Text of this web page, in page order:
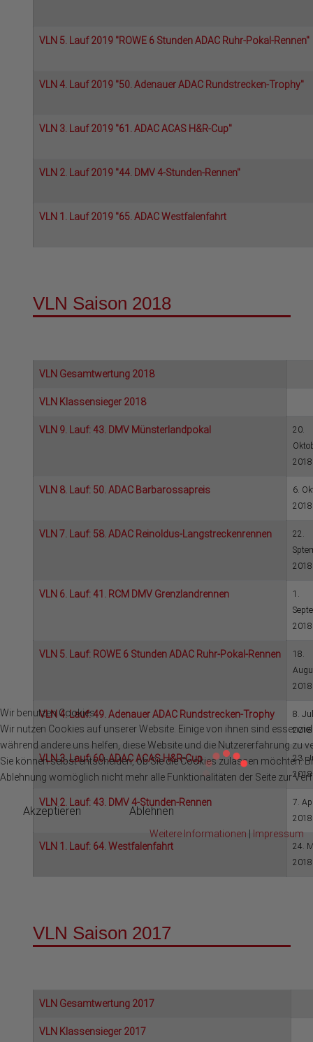
VLN 5. Lauf 2019 "ROWE 6 Stunden ADAC Ruhr-Pokal-Rennen"
VLN 4. Lauf 2019 "50. Adenauer ADAC Rundstrecken-Trophy"
VLN 3. Lauf 2019 "61. ADAC ACAS H&R-Cup"
VLN 2. Lauf 2019 "44. DMV 4-Stunden-Rennen"
VLN 1. Lauf 2019 "65. ADAC Westfalenfahrt
VLN Saison 2018
VLN Gesamtwertung 2018
VLN Klassensieger 2018
VLN 9. Lauf: 43. DMV Münsterlandpokal
20.
2018
VLN 8. Lauf: 50. ADAC Barbarossapreis
6.
2018
VLN 7. Lauf: 58. ADAC Reinoldus-Langstreckenrennen
22.
2018
VLN 6. Lauf: 41. RCM DMV Grenzlandrennen
1.
2018
VLN 5. Lauf: ROWE 6 Stunden ADAC Ruhr-Pokal-Rennen
18.
2018
VLN 4. Lauf: 49. Adenauer ADAC Rundstrecken-Trophy
8.
2018
VLN 3. Lauf: 60. ADAC ACAS H&R-Cup
23.
2018
VLN 2. Lauf: 43. DMV 4-Stunden-Rennen
7.
2018
VLN 1. Lauf: 64. Westfalenfahrt
24.
2018
VLN Saison 2017
VLN Gesamtwertung 2017
VLN Klassensieger 2017
Wir benutzen Cookies
Wir nutzen Cookies auf unserer Website. Einige von ihnen sind
während andere uns helfen, diese Website und die Nutzererfahrung zu
Sie können selbst entscheiden, ob Sie die Cookies zulassen möchten.
Ablehnung womöglich nicht mehr alle Funktionalitäten der Seite zur
Akzeptieren Ablehnen
Weitere Informationen Impressum